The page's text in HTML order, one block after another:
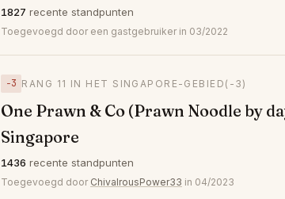
1827 recente standpunten
Toegevoegd door een gastgebruiker in 03/2022
−3 RANG 11 IN HET SINGAPORE-GEBIED (-3)
One Prawn & Co (Prawn Noodle by
Singapore
1436 recente standpunten
Toegevoegd door ChivalrousPower33 in 04/2023